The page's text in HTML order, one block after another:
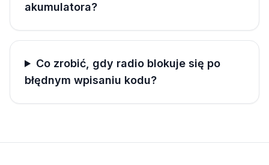
akumulatora?
Co zrobić, gdy radio blokuje się po
błędnym wpisaniu kodu?